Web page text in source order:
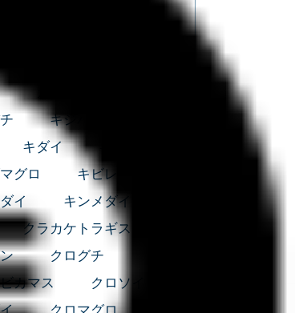
キジハタ
キダイ
グロ
キビレ
イ
キンメダイ
クラカケトラギス
クログチ
ビカマス
クロソイ